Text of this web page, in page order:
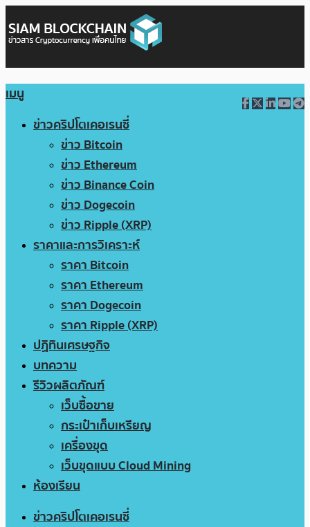
เมนู
ข่าวคริปโตเคอเรนซี่
ข่าว Bitcoin
ข่าว Ethereum
ข่าว Binance Coin
ข่าว Dogecoin
ข่าว Ripple (XRP)
ราคาและการวิเคราะห์
ราคา Bitcoin
ราคา Ethereum
ราคา Dogecoin
ราคา Ripple (XRP)
ปฏิทินเศรษฐกิจ
บทความ
รีวิวผลิตภัณฑ์
เว็บซื้อขาย
กระเป๋าเก็บเหรียญ
เครื่องขุด
เว็บขุดแบบ Cloud Mining
ห้องเรียน
ข่าวคริปโตเคอเรนซี่